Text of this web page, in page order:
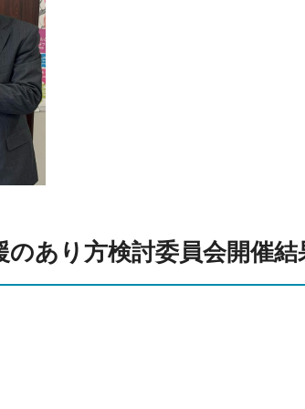
あり方検討委員会開催結